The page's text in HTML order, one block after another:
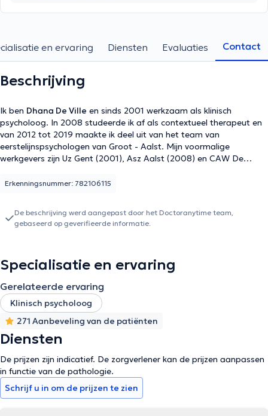
en ervaring Diensten Evaluaties Contact
Beschrijving
Ik ben Dhana De Ville en sinds 2001 werkzaam als klinisch
psycholoog. In 2008 studeerde ik af als contextueel therapeut en
van 2012 tot 2019 maakte ik deel uit van het team van
eerstelijnspsychologen van Groot - Aalst. Mijn voormalige
werkgevers zijn Uz Gent (2001), Asz Aalst (2008) en CAW De
Erkenningsnummer: 782106115
De beschrijving werd aangepast door het Doctoranytime team,
gebaseerd op geverifieerde informatie.
Specialisatie en ervaring
Gerelateerde ervaring
Klinisch psycholoog
271 Aanbeveling van de patiënten
Diensten
De prijzen zijn indicatief. De zorgverlener kan de prijzen aanpassen
in functie van de pathologie.
Schrijf u in om de prijzen te zien